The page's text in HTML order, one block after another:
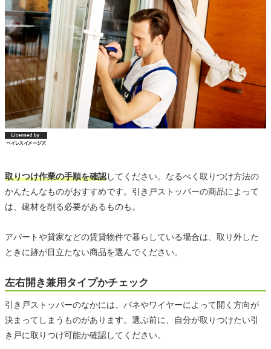
取りつけ作業の手順を確認してください。なるべく取りつけ方法の
かんたんなものがおすすめです。引き戸ストッパーの商品によって
は、建材を削る必要があるものも。
アパートや貸家などの賃貸物件で暮らしている場合は、取り外した
ときに跡が目立たない商品を選んでください。
左右開き兼用タイプかチェック
引き戸ストッパーのなかには、バネやワイヤーによって開く方向が
決まってしまうものがあります。選ぶ前に、自分が取りつけたい引
き戸に取りつけ可能か確認してください。